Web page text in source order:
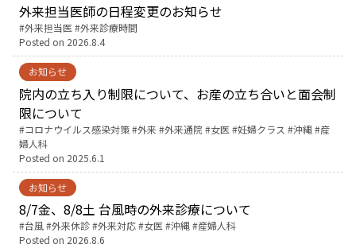
外来担当医師の日程変更のお知らせ
Tags:
外来担当医
外来診療時間
Posted on 2026.8.4
お知らせ
院内の立ち入り制限について、お産の立ち合いと面会制
限について
Tags:
コロナウイルス感染対策 外来 外来通院 女医 妊婦クラス 沖縄
産
婦人科
Posted on 2025.6.1
お知らせ
8/7金、8/8土 台風時の外来診療について
Tags:
台風 外来休診 外来対応 女医 沖縄
産婦人科
Posted on 2026.8.6
親と子の結びつき支援
母乳育児
予防接種